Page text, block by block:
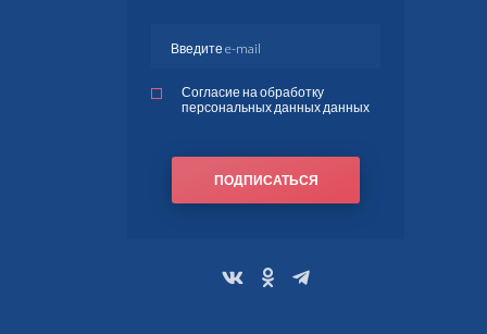
Согласие на обработку
персональных данных данных
ПОДПИСАТЬСЯ